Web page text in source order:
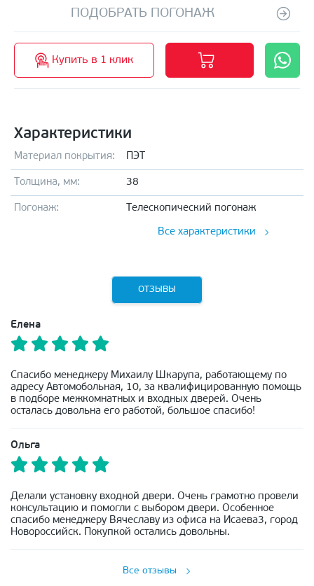
ПОДОБРАТЬ ПОГОНАЖ
Купить в 1 клик
Характеристики
Материал покрытия: ПЭТ
Толщина, мм: 38
Погонаж: Телескопический погонаж
Все характеристики
ОТЗЫВЫ
Елена
Спасибо менеджеру Михаилу Шкарупа, работающему по
адресу Автомобольная, 10, за квалифицированную помощь
в подборе межкомнатных и входных дверей. Очень
осталась довольна его работой, большое спасибо!
Ольга
Делали установку входной двери. Очень грамотно провели
консультацию и помогли с выбором двери. Особенное
спасибо менеджеру Вячеславу из офиса на Исаева3, город
Новороссийск. Покупкой остались довольны.
Все отзывы